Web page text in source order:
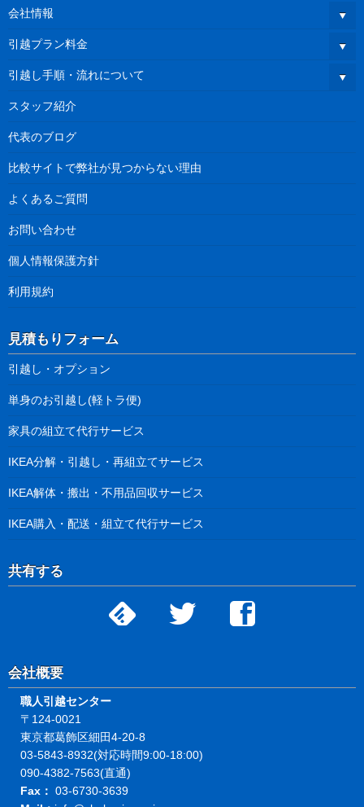
会社情報
引越プラン料金
引越し手順・流れについて
スタッフ紹介
代表のブログ
比較サイトで弊社が見つからない理由
よくあるご質問
お問い合わせ
個人情報保護方針
利用規約
見積もりフォーム
引越し・オプション
単身のお引越し(軽トラ便)
家具の組立て代行サービス
IKEA分解・引越し・再組立てサービス
IKEA解体・搬出・不用品回収サービス
IKEA購入・配送・組立て代行サービス
共有する
会社概要
職人引越センター
〒124-0021
東京都葛飾区細田4-20-8
03-5843-8932(対応時間9:00-18:00)
090-4382-7563(直通)
Fax： 03-6730-3639